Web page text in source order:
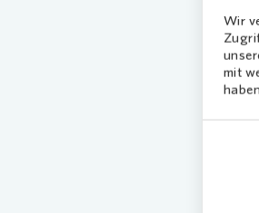
Wir
mit